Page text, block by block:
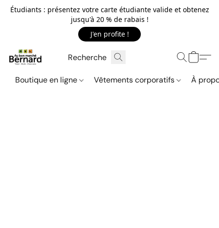
Étudiants : présentez votre carte étudiante valide et obtenez
jusqu'à 20 % de rabais !
J'en profite !
Boutique en ligne Vêtements corporatifs À